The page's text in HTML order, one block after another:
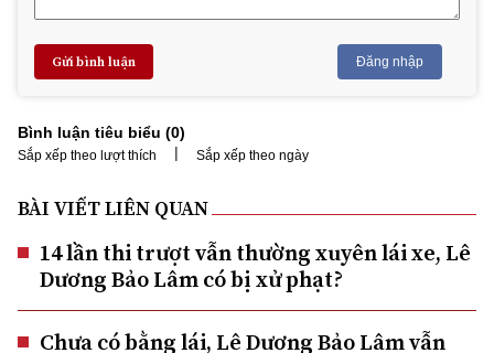
Gửi bình luận Đăng nhập
Bình luận tiêu biểu (0)
Sắp xếp theo lượt thích | Sắp xếp theo ngày
BÀI VIẾT LIÊN QUAN
14 lần thi trượt vẫn thường xuyên lái xe, Lê
Dương Bảo Lâm có bị xử phạt?
Chưa có bằng lái, Lê Dương Bảo Lâm vẫn